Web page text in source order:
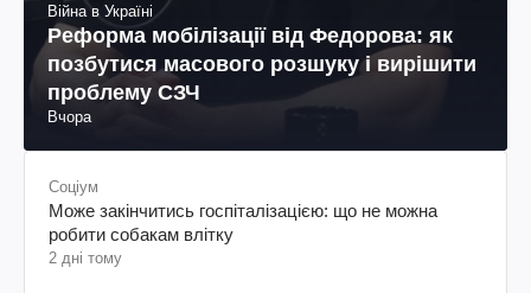
Війна в Україні
Реформа мобілізації від Федорова: як
позбутися масового розшуку і вирішити
проблему СЗЧ
Вчора
Соціум
Може закінчитись госпіталізацією: що не можна
робити собакам влітку
2 дні тому